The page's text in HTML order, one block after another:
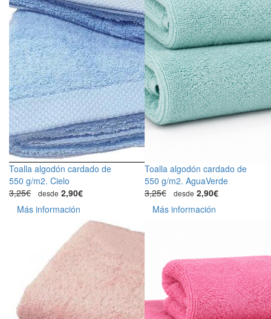
Toalla algodón cardado de
550 g/m2. Cielo
3,25€
desde 2,90€
Más información
Toalla algodón cardado de
550 g/m2. AguaVerde
3,25€
desde 2,90€
Más información